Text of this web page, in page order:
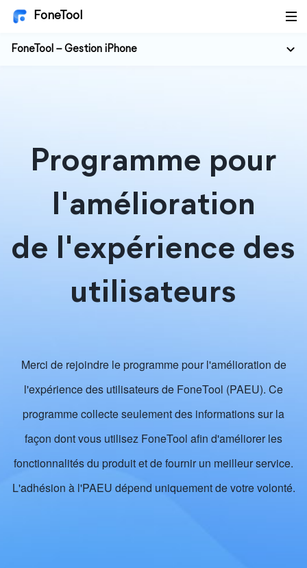
FoneTool
FoneTool – Gestion iPhone
Programme pour
l'amélioration
de l'expérience des
utilisateurs
Merci de rejoindre le programme pour l'amélioration de
l'expérience des utilisateurs de FoneTool (PAEU). Ce
programme collecte seulement des informations sur la
façon dont vous utilisez FoneTool afin d'améliorer les
fonctionnalités du produit et de fournir un meilleur service.
L'adhésion à l'PAEU dépend uniquement de votre volonté.